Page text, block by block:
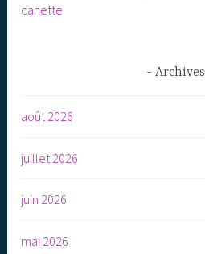
canette
Archives
août 2026
juillet 2026
juin 2026
mai 2026